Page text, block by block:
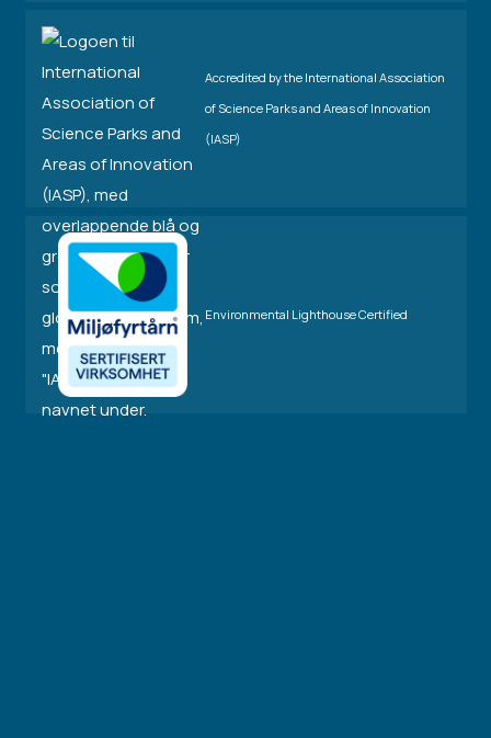
Accredited by the International Association
of Science Parks and Areas of Innovation
(IASP)
Environmental Lighthouse Certified